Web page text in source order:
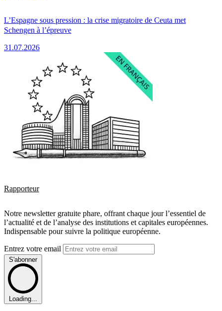
L’Espagne sous pression : la crise migratoire de Ceuta met
Schengen à l’épreuve
31.07.2026
Rapporteur
Notre newsletter gratuite phare, offrant chaque jour l’essentiel de
l’actualité et de l’analyse des institutions et capitales européennes.
Indispensable pour suivre la politique européenne.
Entrez votre email
S'abonner
Loading...